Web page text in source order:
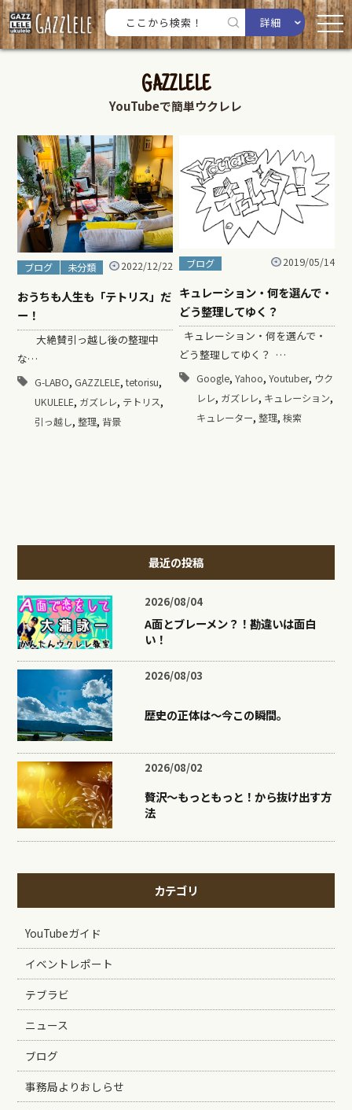
詳細
GAZZLELE
YouTubeで簡単ウクレレ
ブログ 未分類 2022/12/22
おうちも人生も「テトリス」だ
ー！
大絶賛引っ越し後の整理中
な…
G-LABO, GAZZLELE,tetorisu,
UKULELE, ガズレレ, テトリス,
引っ越し, 整理, 背景
ブログ 2019/05/14
キュレーション・何を選んで・
どう整理してゆく？
キュレーション・何を選んで・
どう整理してゆく？ …
Google, Yahoo, Youtuber, ウク
レレ, ガズレレ, キュレーション,
キュレーター, 整理, 検索
最近の投稿
2026/08/04
A面とブレーメン？！勘違いは面白
い！
2026/08/03
歴史の正体は〜今この瞬間。
2026/08/02
贅沢〜もっともっと！から抜け出す方
法
カテゴリ
YouTubeガイド
イベントレポート
テブラビ
ニュース
ブログ
事務局よりおしらせ